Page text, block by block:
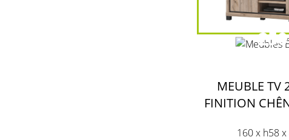
250
MEUBLE TV
FINITION
160 x h58